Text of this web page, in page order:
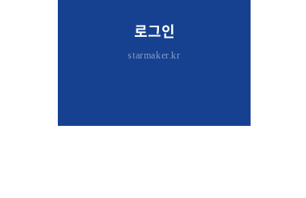
로그인
starmaker.kr